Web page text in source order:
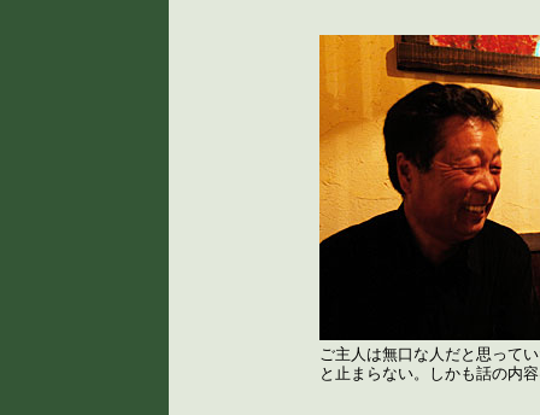
ご主人は無口な人だと思って
と止まらない。しかも話の内